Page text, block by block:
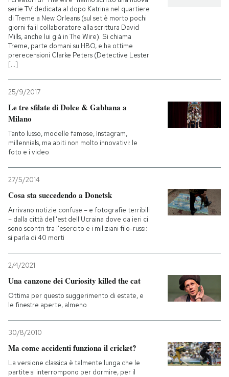
PODCAST
NEWSLETTER
I MIEI PREFERITI
SHOP
CALENDARIO
Entra
serie TV dedicata al dopo Katrina nel quartiere
di Treme a New Orleans (sul set è morto pochi
giorni fa il collaboratore alla scrittura David
Mills, anche lui già in The Wire). Si chiama
Treme, parte domani su HBO, e ha ottime
prerecensioni Clarke Peters (Detective Lester
[...]
25/9/2017
Le tre sfilate di Dolce & Gabbana a
Milano
Tanto lusso, modelle famose, Instagram,
millennials, ma abiti non molto innovativi: le
foto e i video
27/5/2014
Cosa sta succedendo a Donetsk
Arrivano notizie confuse – e fotografie terribili
– dalla città dell'est dell'Ucraina dove da ieri ci
sono scontri tra l'esercito e i miliziani filo-russi:
si parla di 40 morti
2/4/2021
Una canzone dei Curiosity killed the cat
Ottima per questo suggerimento di estate, e
le finestre aperte, almeno
30/8/2010
Ma come accidenti funziona il cricket?
La versione classica è talmente lunga che le
partite si interrompono per dormire, per il